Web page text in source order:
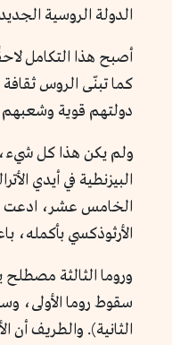
الدولة الروسية
أصبح هذا التكامل
كما تبنّى الروس
دولتهم قوية
ولم يكن هذا كل شيء،
البيزنطية في أيدي
الخامس عشر، ادعت
الأرثوذكسي بأكمله،
وروما الثالثة
سقوط روما الأولى،
الثانية). والطريف أن